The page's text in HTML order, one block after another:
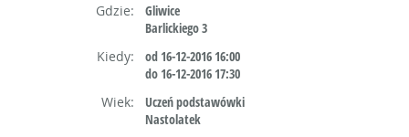
Gdzie:
Gliwice
Barlickiego 3
Kiedy:
od 16-12-2016 16:00
do 16-12-2016 17:30
Wiek:
Uczeń podstawówki
Nastolatek